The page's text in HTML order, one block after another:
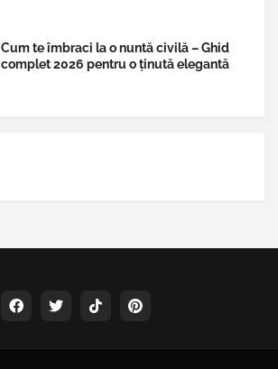
Cum te îmbraci la o nuntă civilă – Ghid
complet 2026 pentru o ținută elegantă